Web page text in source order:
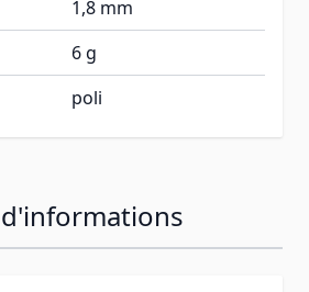
1,8 mm
6 g
poli